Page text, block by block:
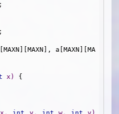
;
a[MAXN][MA
x)
{